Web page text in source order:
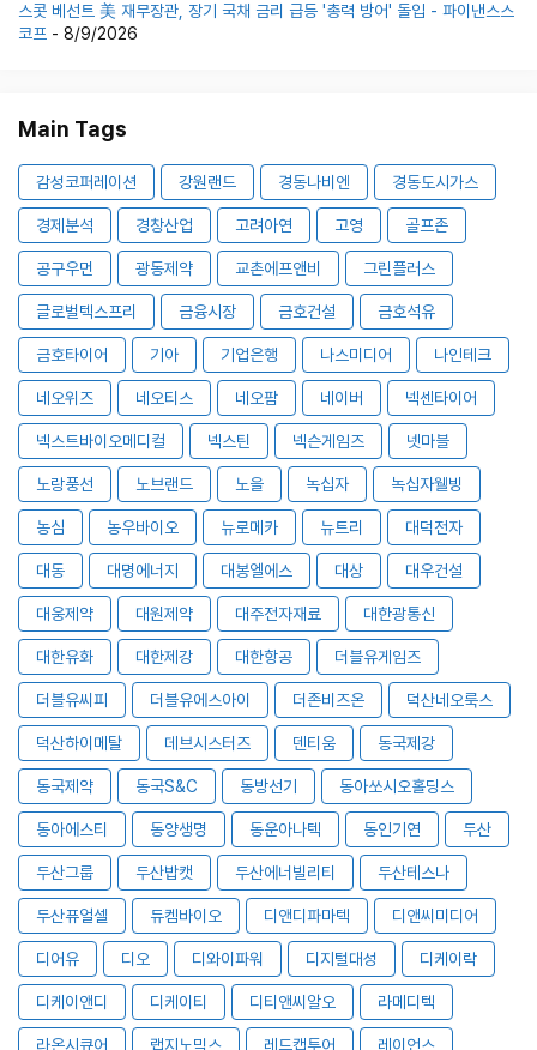
스콧 베선트 美 재무장관, 장기 국채 금리 급등 '총력 방어' 돌입 - 파이낸스스
코프 - 8/9/2026
Main Tags
감성코퍼레이션 강원랜드 경동나비엔 경동도시가스
경제분석 경창산업 고려아연 고영 골프존
공구우먼 광동제약 교촌에프앤비 그린플러스
글로벌텍스프리 금융시장 금호건설 금호석유
금호타이어 기아 기업은행 나스미디어 나인테크
네오위즈 네오티스 네오팜 네이버 넥센타이어
넥스트바이오메디컬 넥스틴 넥슨게임즈 넷마블
노랑풍선 노브랜드 노을 녹십자 녹십자웰빙
농심 농우바이오 뉴로메카 뉴트리 대덕전자
대동 대명에너지 대봉엘에스 대상 대우건설
대웅제약 대원제약 대주전자재료 대한광통신
대한유화 대한제강 대한항공 더블유게임즈
더블유씨피 더블유에스아이 더존비즈온 덕산네오룩스
덕산하이메탈 데브시스터즈 덴티움 동국제강
동국제약 동국S&C 동방선기 동아쏘시오홀딩스
동아에스티 동양생명 동운아나텍 동인기연 두산
두산그룹 두산밥캣 두산에너빌리티 두산테스나
두산퓨얼셀 듀켐바이오 디앤디파마텍 디앤씨미디어
디어유 디오 디와이파워 디지털대성 디케이락
디케이앤디 디케이티 디티앤씨알오 라메디텍
라온시큐어 랩지노믹스 레드캡투어 레이언스